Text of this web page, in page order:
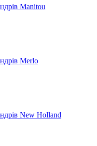
Manitou
Merlo
New Holland